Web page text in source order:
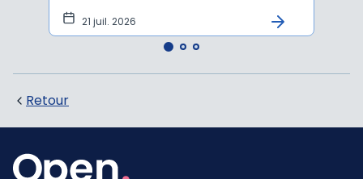
21 juil. 2026
Retour